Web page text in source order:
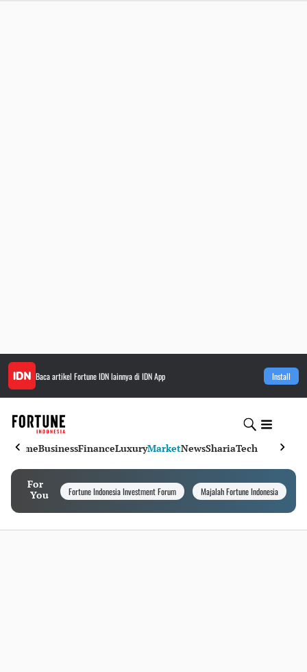
Baca artikel Fortune IDNlainnya di IDN App Install
HomeBusinessFinanceLuxuryMarketNewsShariaTech
For
You
Fortune Indonesia Investment Forum Majalah Fortune Indonesia